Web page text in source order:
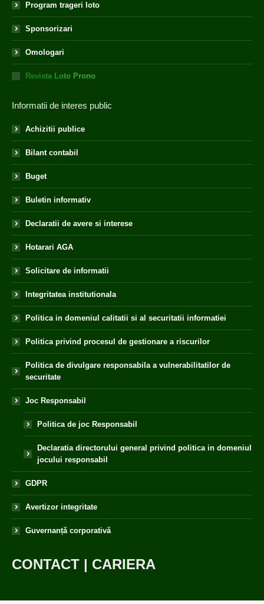
Program trageri loto
Sponsorizari
Omologari
Revista Loto Prono
Informatii de interes public
Achizitii publice
Bilant contabil
Buget
Buletin informativ
Declaratii de avere si interese
Hotarari AGA
Solicitare de informatii
Integritatea institutionala
Politica in domeniul calitatii si al securitatii informatiei
Politica privind procesul de gestionare a riscurilor
Politica de divulgare responsabila a vulnerabilitatilor de
securitate
Joc Responsabil
Politica de joc Responsabil
Declaratia directorului general privind politica in domeniul
jocului responsabil
GDPR
Avertizor integritate
Guvernanță corporativă
CONTACT | CARIERA